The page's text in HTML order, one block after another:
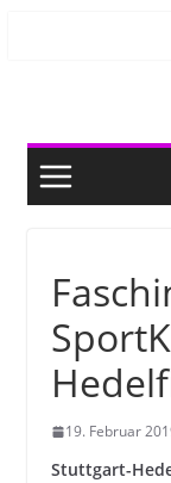
19. Februar
Stuttgart-